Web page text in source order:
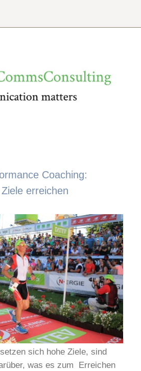
Coaching:
erreichen
sich hohe Ziele, sind
was es zum Erreichen